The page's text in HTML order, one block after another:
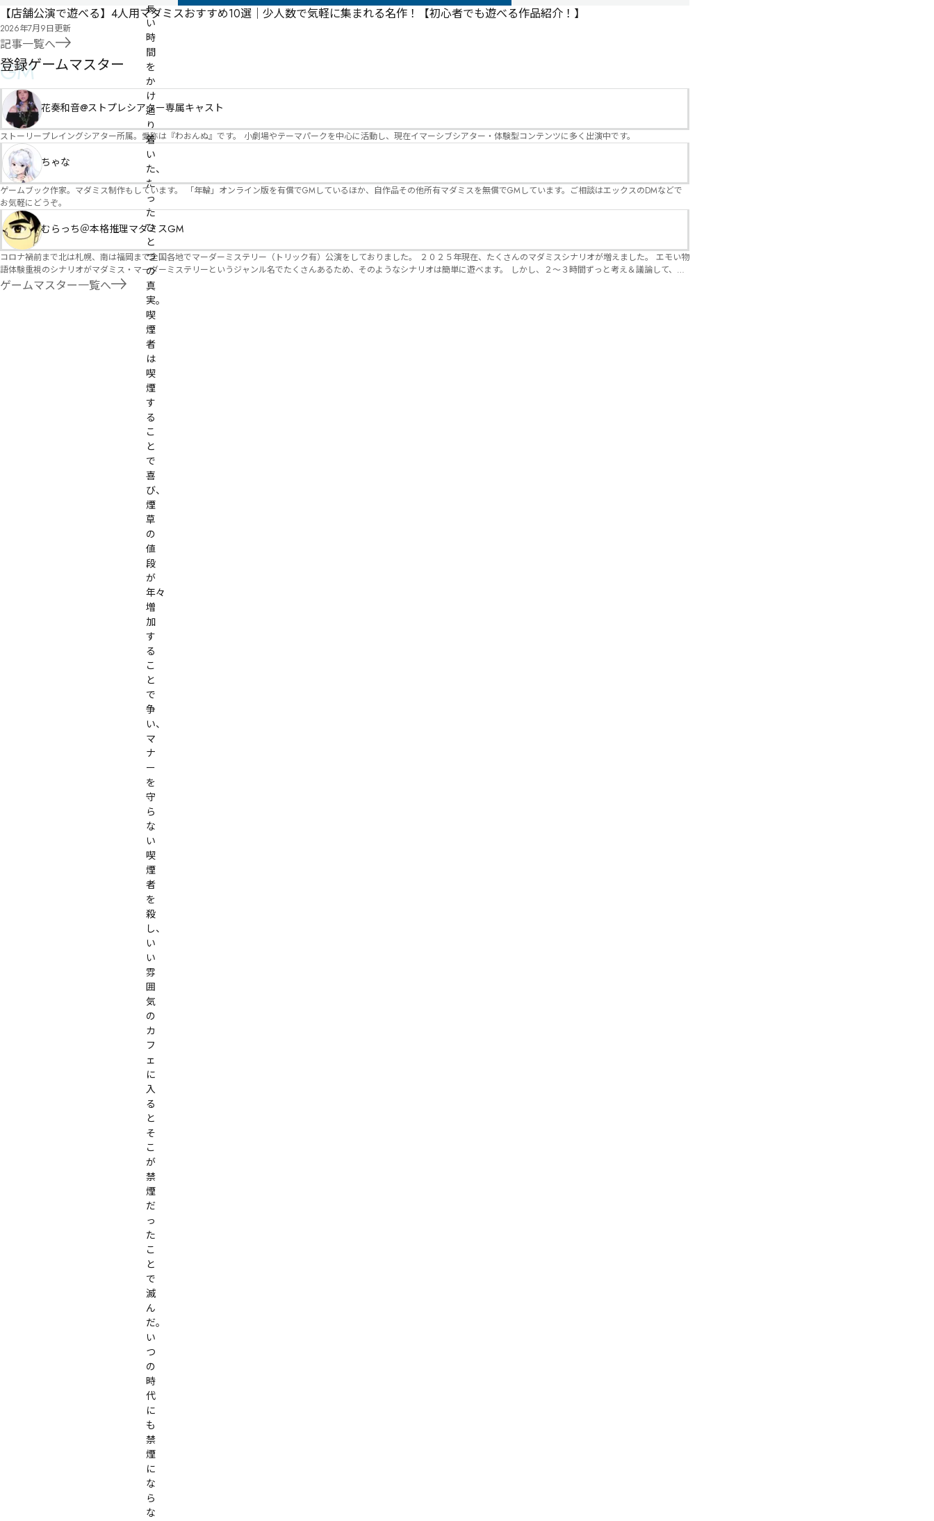
長
い
時
間
を
か
け
辿
り
着
い
た、
た
っ
た
ひ
と
つ
の
真
実。
喫
煙
者
は
喫
煙
す
る
こ
と
で
喜
び、
煙
草
の
値
段
が
年々
増
加
す
る
こ
と
で
争
い、
マ
ナ
ー
を
守
ら
な
い
喫
煙
者
を
殺
し、
い
い
雰
囲
気
の
カ
フ
ェ
に
入
る
と
そ
こ
が
禁
煙
だ
っ
た
こ
と
で
滅
ん
だ。
い
つ
の
時
代
に
も
禁
煙
に
な
ら
な
【店舗公演で遊べる】4人用マダミスおすすめ10選｜少人数で気軽に集まれる名作！【初心者でも遊べる作品紹介！】
2026年7月9日更新
記事一覧へ
GM
登録ゲームマスター
花奏和音@ストプレシアター専属キャスト
ストーリープレイングシアター所属。愛称は『わおんぬ』です。 小劇場やテーマパークを中心に活動し、現在イマーシブシアター・体験型コンテンツに多く出演中です。
ちゃな
ゲームブック作家。マダミス制作もしています。 「年輪」オンライン版を有償でGMしているほか、自作品その他所有マダミスを無償でGMしています。ご相談はエックスのDMなどで
お気軽にどうぞ。
むらっち＠本格推理マダミスGM
コロナ禍前まで北は札幌、南は福岡まで全国各地でマーダーミステリー（トリック有）公演をしておりました。 ２０２５年現在、たくさんのマダミスシナリオが増えました。 エモい物
語体験重視のシナリオがマダミス・マーダーミステリーというジャンル名でたくさんあるため、そのようなシナリオは簡単に遊べます。 しかし、２～３時間ずっと考え＆議論して、見
たことないトリックが解ける閃きや犯人として逃げ切る楽しみのある本格推理マーダーミステリーを見つけることが難しくなっていませんか？ そんな本格推理マダミスをお届けしま
ゲームマスター一覧へ